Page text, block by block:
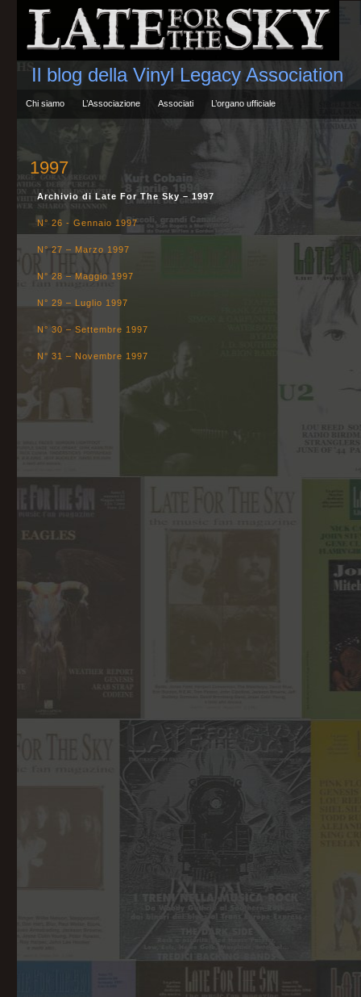
Il blog della Vinyl Legacy Association
Chi siamo L’Associazione Associati L’organo ufficiale
1997
Archivio di Late For The Sky – 1997
N° 26 - Gennaio 1997
N° 27 – Marzo 1997
N° 28 – Maggio 1997
N° 29 – Luglio 1997
N° 30 – Settembre 1997
N° 31 – Novembre 1997